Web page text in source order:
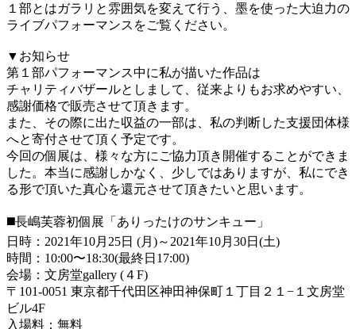
１部とはガラリと雰囲気を変えて行う、墨を使った大迫力の
ライブパフォーマンスをご覧ください。
▼お知らせ
第１部パフォーマンス中に私が描いた作品は
チャリティバザールとしまして、従来よりもお求めやすい、
感謝価格で販売させて頂きます。
また、その際に出た収益の一部は、私の判断した支援団体様
へと寄付させて頂く予定です。
今回の個展は、様々な方にご協力頂き開催することができま
した。本当に感謝しかなく、少しではありますが、私にでき
る形で頂いた真心を還元させて頂きたいと思います。
◼️長嶋芙蓉初個展「ありったけのサンキュー」
日時：2021年10月25日 (月)～2021年10月30日(土)
時間：10:00〜18:30(最終日17:00)
会場：文房堂gallery (４F)
〒101-0051 東京都千代田区神田神保町１丁目２１−１文房堂
ビル4F
入場料：無料